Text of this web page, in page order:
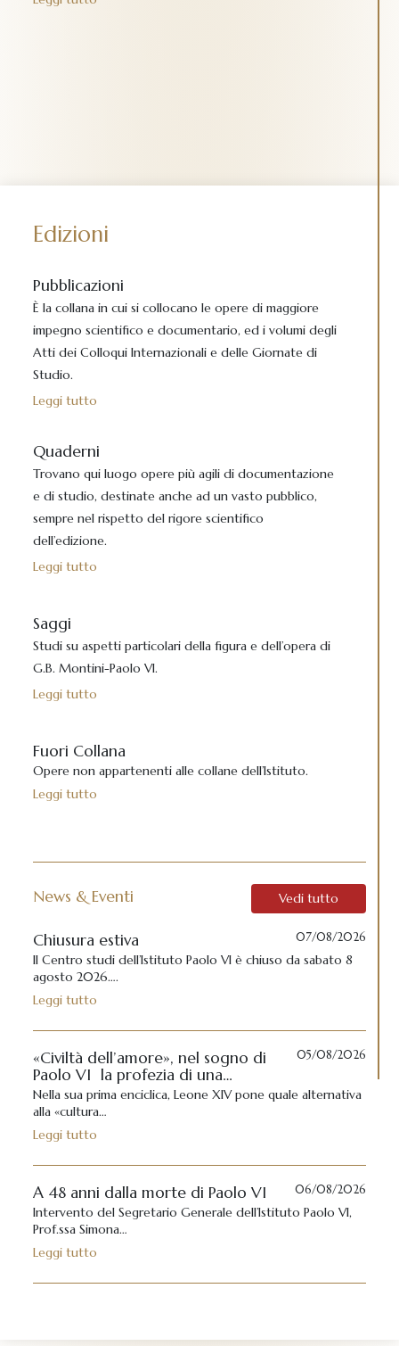
Edizioni
Pubblicazioni
È la collana in cui si collocano le opere di maggiore
impegno scientifico e documentario, ed i volumi degli
Atti dei Colloqui Internazionali e delle Giornate di
Studio.
Leggi tutto
Quaderni
Trovano qui luogo opere più agili di documentazione
e di studio, destinate anche ad un vasto pubblico,
sempre nel rispetto del rigore scientifico
dell’edizione.
Leggi tutto
Saggi
Studi su aspetti particolari della figura e dell’opera di
G.B. Montini-Paolo VI.
Leggi tutto
Fuori Collana
Opere non appartenenti alle collane dell’Istituto.
Leggi tutto
News & Eventi Vedi tutto
Chiusura estiva 07/08/2026
Il Centro studi dell’Istituto Paolo VI è chiuso da sabato 8
agosto 2026….
Leggi tutto
«Civiltà dell’amore», nel sogno di
Paolo VI la profezia di una…
05/08/2026
Nella sua prima enciclica, Leone XIV pone quale alternativa
alla «cultura…
Leggi tutto
A 48 anni dalla morte di Paolo VI 06/08/2026
Intervento del Segretario Generale dell’Istituto Paolo VI,
Prof.ssa Simona…
Leggi tutto